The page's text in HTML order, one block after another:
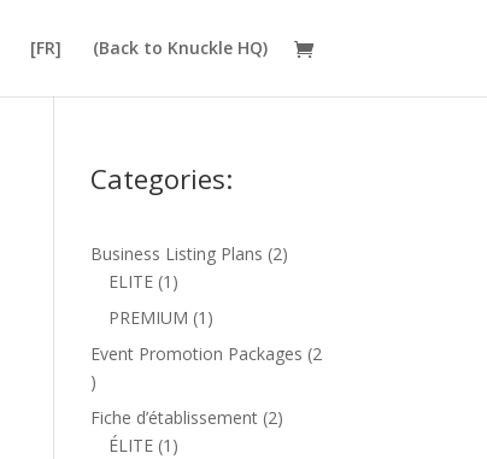
[FR] (Back to Knuckle HQ)
Categories:
Business Listing Plans 22
ELITE 1 1
product
PREMIUM 1 1
product
Event Promotion Packages 2
2
products
Fiche d’établissement 22
ÉLITE 1 1